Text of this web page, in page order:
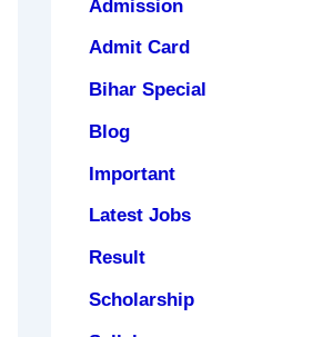
Admission
Admit Card
Bihar Special
Blog
Important
Latest Jobs
Result
Scholarship